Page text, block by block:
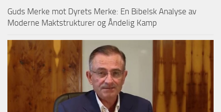
Guds Merke mot Dyrets Merke: En Bibelsk Analyse av
Moderne Maktstrukturer og Åndelig Kamp